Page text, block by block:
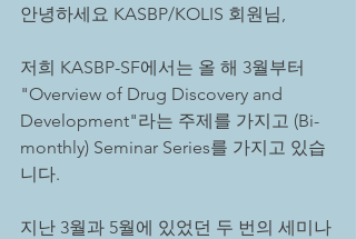
안녕하세요 KASBP/KOLIS 회원님,
저희 KASBP-SF에서는 올 해 3월부터
"Overview of Drug Discovery and
Development"라는 주제를 가지고 (Bi-
monthly) Seminar Series를 가지고 있습
니다.
지난 3월과 5월에 있었던 두 번의 세미나